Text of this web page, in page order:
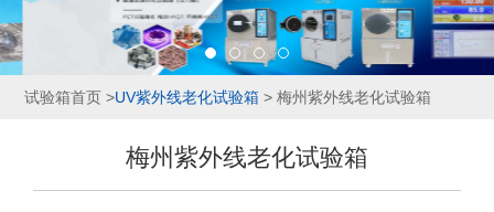
试验箱首页>UV紫外线老化试验箱> 梅州紫外线老化试验箱
梅州紫外线老化试验箱